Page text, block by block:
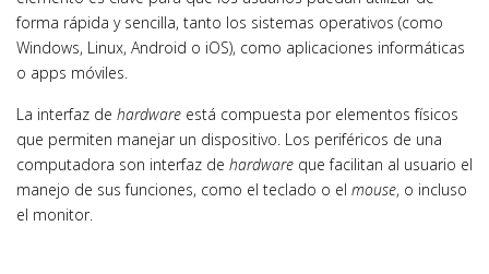
forma rápida y sencilla, tanto los sistemas operativos (como
Windows, Linux, Android o iOS), como aplicaciones informáticas
o apps móviles.
La interfaz de hardware está compuesta por elementos físicos
que permiten manejar un dispositivo. Los periféricos de una
computadora son interfaz de hardware que facilitan al usuario el
manejo de sus funciones, como el teclado o el mouse, o incluso
el monitor.